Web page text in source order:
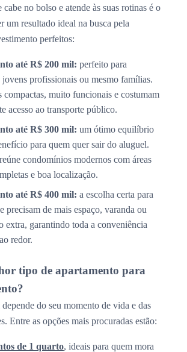
no bolso e atende às suas rotinas é o
um resultado ideal na busca pela
perfeitos:
até R$ 200 mil: perfeito para
jovens profissionais ou mesmo famílias.
compactas, muito funcionais e costumam
acesso ao transporte público.
até R$ 300 mil: um ótimo equilíbrio
para quem quer sair do aluguel.
condomínios modernos com áreas
e boa localização.
até R$ 400 mil: a escolha certa para
precisam de mais espaço, varanda ou
extra, garantindo toda a conveniência
redor.
tipo de apartamento para
do seu momento de vida e das
Entre as opções mais procuradas estão:
de 1 quarto, ideais para quem mora